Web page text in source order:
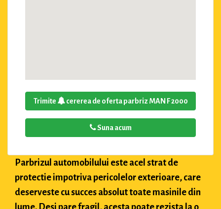
Trimite cererea de oferta parbriz MAN F 2000
Suna acum
Parbrizul automobilului este acel strat de
protectie impotriva pericolelor exterioare, care
deserveste cu succes absolut toate masinile din
lume. Desi pare fragil, acesta poate rezista la o